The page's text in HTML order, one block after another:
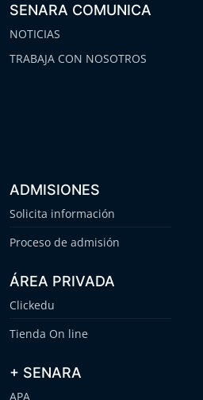
SENARA COMUNICA
NOTICIAS
TRABAJA CON NOSOTROS
ADMISIONES
Solicita información
Proceso de admisión
ÁREA PRIVADA
Clickedu
Tienda On line
+ SENARA
APA